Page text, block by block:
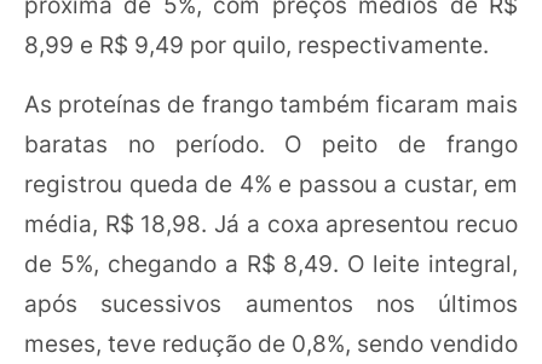
8,99 e R$ 9,49 por quilo, respectivamente.
As proteínas de frango também ficaram mais
baratas no período. O peito de frango
registrou queda de 4% e passou a custar, em
média, R$ 18,98. Já a coxa apresentou recuo
de 5%, chegando a R$ 8,49. O leite integral,
após sucessivos aumentos nos últimos
meses, teve redução de 0,8%, sendo vendido